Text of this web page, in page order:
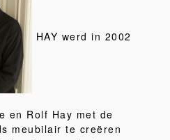
HAY werd in 2002
en Rolf Hay met de
meubilair te creëren